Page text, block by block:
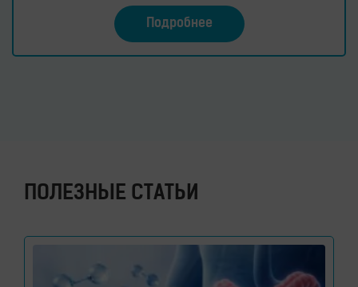
Подробнее
ПОЛЕЗНЫЕ СТАТЬИ